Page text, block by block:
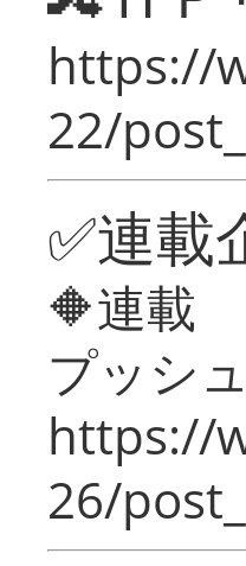
https://
22/
✅連載
🔶連載
プッシ
https://
26/